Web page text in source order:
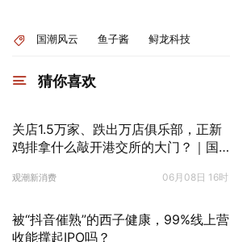
国潮风云 鱼子酱 鲟龙科技
猜你喜欢
关店1.5万家、跌出万店俱乐部，正新
鸡排拿什么敲开港交所的大门？｜国
观潮新消费 06月08日 16时
被“抖音催熟”的西子健康，99%线上营
收能撑起IPO吗？